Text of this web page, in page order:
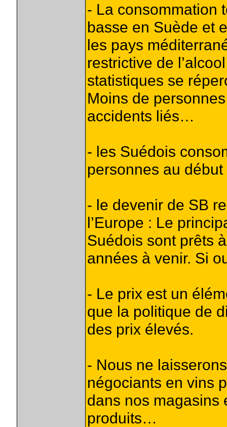
- La consommation
basse en Suède et
les pays
restrictive de
statistiques se
Moins de
accidents liés…
- les Suédois
personnes au
- le devenir de SB
l’Europe : Le
Suédois sont prêts
années à venir. Si
- Le prix est un
que la politique de
des prix élevés.
- Nous ne
négociants en vins
dans nos magasins
produits…